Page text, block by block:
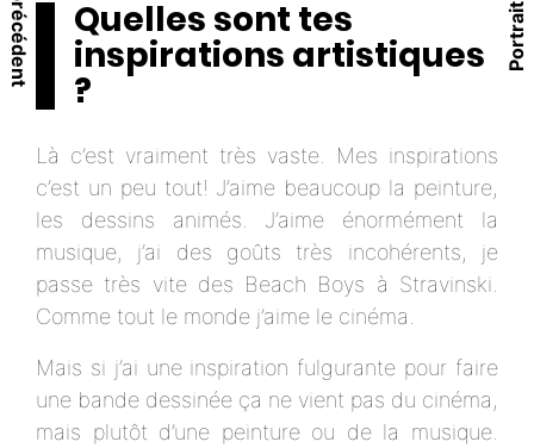
Quelles sont tes
inspirations artistiques
?
Là c’est vraiment très vaste. Mes inspirations
c’est un peu tout! J’aime beaucoup la peinture,
les dessins animés. J’aime énormément la
musique, j’ai des goûts très incohérents, je
passe très vite des Beach Boys à Stravinski.
Comme tout le monde j’aime le cinéma.
Mais si j’ai une inspiration fulgurante pour faire
une bande dessinée ça ne vient pas du cinéma,
mais plutôt d’une peinture ou de la musique.